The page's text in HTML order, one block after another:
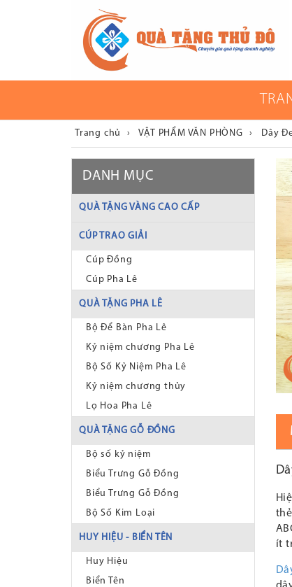
Trang chủ › VẬT PHẨM VĂN PHÒNG › Dây
DANH MỤC
QUÀ TẶNG VÀNG CAO CẤP
CÚP TRAO GIẢI
Cúp Đồng
Cúp Pha Lê
QUÀ TẶNG PHA LÊ
Bộ Để Bàn Pha Lê
Kỷ niệm chương Pha Lê
Bộ Số Kỷ Niệm Pha Lê
Kỷ niệm chương thủy
Lọ Hoa Pha Lê
QUÀ TẶNG GỖ ĐỒNG
Bộ số kỷ niệm
Biểu Trưng Gỗ Đồng
Biểu Trưng Gỗ Đồng
Bộ Số Kim Loại
HUY HIỆU - BIỂN TÊN
Huy Hiệu
Biển Tên
ít